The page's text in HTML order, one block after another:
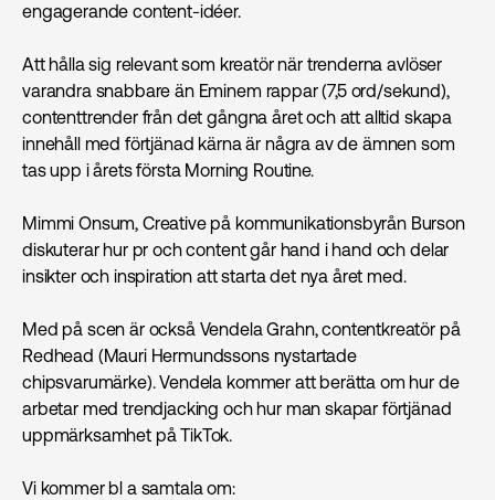
engagerande content-idéer.
Att hålla sig relevant som kreatör när trenderna avlöser
varandra snabbare än Eminem rappar (7,5 ord/sekund),
contenttrender från det gångna året och att alltid skapa
innehåll med förtjänad kärna är några av de ämnen som
tas upp i årets första Morning Routine.
Mimmi Onsum, Creative på kommunikationsbyrån Burson
diskuterar hur pr och content går hand i hand och delar
insikter och inspiration att starta det nya året med.
Med på scen är också Vendela Grahn, contentkreatör på
Redhead (Mauri Hermundssons nystartade
chipsvarumärke). Vendela kommer att berätta om hur de
arbetar med trendjacking och hur man skapar förtjänad
uppmärksamhet på TikTok.
Vi kommer bl a samtala om: